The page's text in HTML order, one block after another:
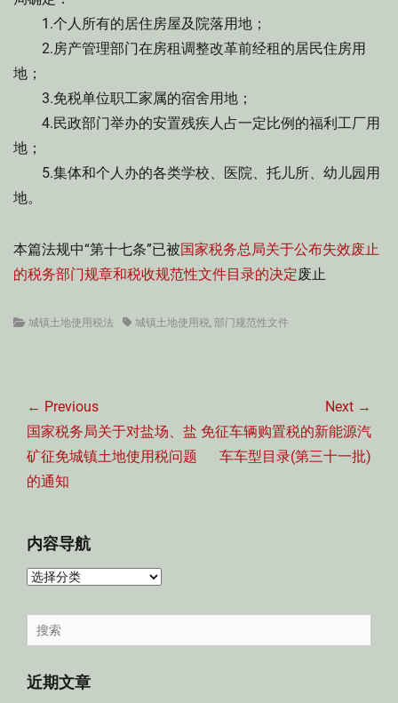
1.个人所有的居住房屋及院落用地；
2.房产管理部门在房租调整改革前经租的居民住房用
地；
3.免税单位职工家属的宿舍用地；
4.民政部门举办的安置残疾人占一定比例的福利工厂用
地；
5.集体和个人办的各类学校、医院、托儿所、幼儿园用
地。
本篇法规中“第十七条”已被国家税务总局关于公布失效废止
的税务部门规章和税收规范性文件目录的决定废止
Categories
城镇土地使用税法 Tags城镇土地使用税, 部门规范性文件
章
导
航
← Previous
Previous
post:
国家税务局关于对盐场、盐
矿征免城镇土地使用税问题
的通知
Next →
Next
post:
免征车辆购置税的新能源汽
车车型目录(第三十一批)
内容导航
内
导
航
Search
for:
近期文章